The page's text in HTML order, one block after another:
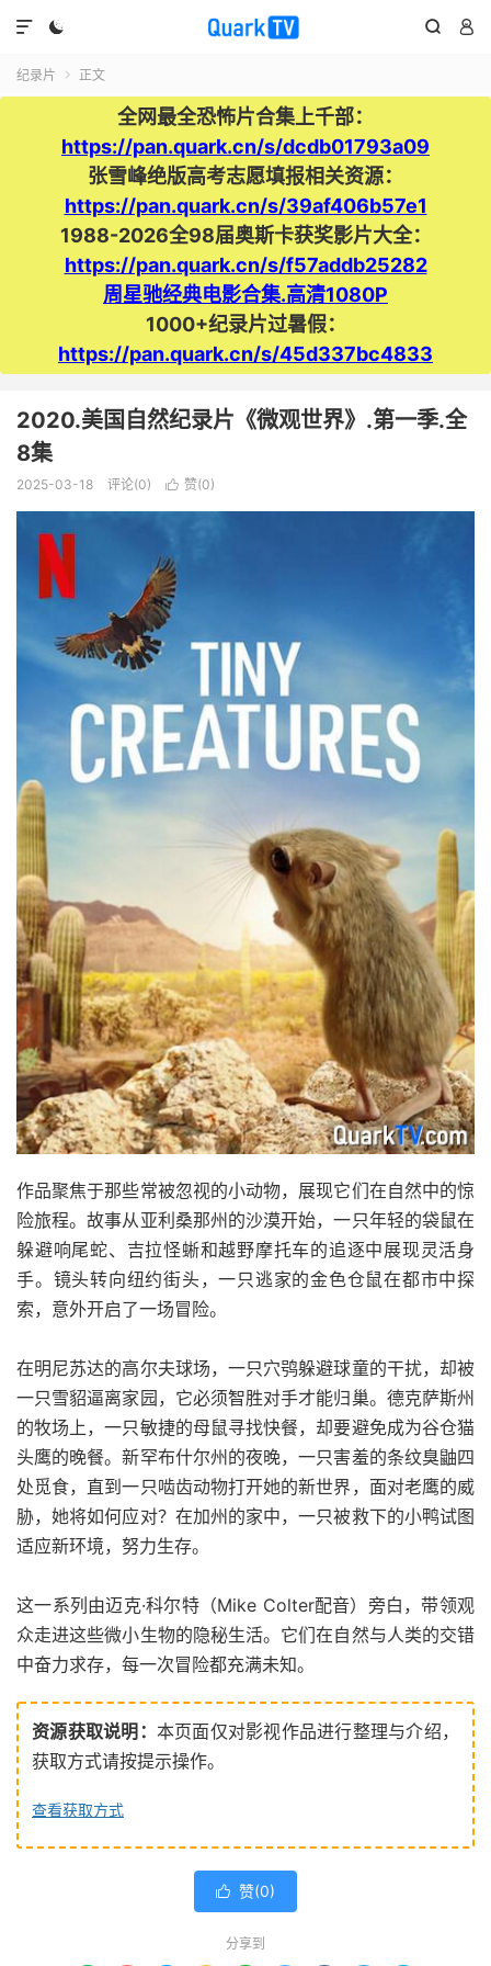
  

纪录片  正文
全网最全恐怖片合集上千部：
https://pan.quark.cn/s/dcdb01793a09
张雪峰绝版高考志愿填报相关资源：
https://pan.quark.cn/s/39af406b57e1
1988-2026全98届奥斯卡获奖影片大全：
https://pan.quark.cn/s/f57addb25282
周星驰经典电影合集.高清1080P
1000+纪录片过暑假：
https://pan.quark.cn/s/45d337bc4833
2020.美国自然纪录片《微观世界》.第一季.全
8集
2025-03-18 评论(0)  赞(0)
作品聚焦于那些常被忽视的小动物，展现它们在自然中的惊
险旅程。故事从亚利桑那州的沙漠开始，一只年轻的袋鼠在
躲避响尾蛇、吉拉怪蜥和越野摩托车的追逐中展现灵活身
手。镜头转向纽约街头，一只逃家的金色仓鼠在都市中探
索，意外开启了一场冒险。
在明尼苏达的高尔夫球场，一只穴鸮躲避球童的干扰，却被
一只雪貂逼离家园，它必须智胜对手才能归巢。德克萨斯州
的牧场上，一只敏捷的母鼠寻找快餐，却要避免成为谷仓猫
头鹰的晚餐。新罕布什尔州的夜晚，一只害羞的条纹臭鼬四
处觅食，直到一只啮齿动物打开她的新世界，面对老鹰的威
胁，她将如何应对？在加州的家中，一只被救下的小鸭试图
适应新环境，努力生存。
这一系列由迈克·科尔特（Mike Colter配音）旁白，带领观
众走进这些微小生物的隐秘生活。它们在自然与人类的交错
中奋力求存，每一次冒险都充满未知。
资源获取说明： 本页面仅对影视作品进行整理与介绍，
获取方式请按提示操作。
查看获取方式
 赞(0)
分享到